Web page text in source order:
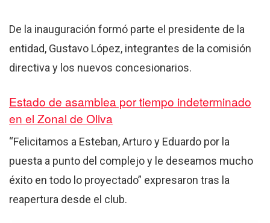
De la inauguración formó parte el presidente de la
entidad, Gustavo López, integrantes de la comisión
directiva y los nuevos concesionarios.
Estado de asamblea por tiempo indeterminado
en el Zonal de Oliva
“Felicitamos a Esteban, Arturo y Eduardo por la
puesta a punto del complejo y le deseamos mucho
éxito en todo lo proyectado” expresaron tras la
reapertura desde el club.